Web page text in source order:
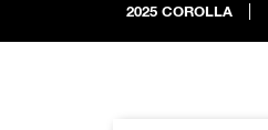
2025 COROLLA